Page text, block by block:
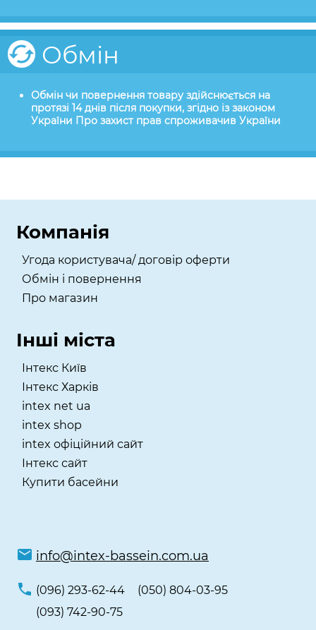
Обмін
Обмін чи повернення товару здійснюється на
протязі 14 днів після покупки, згідно із законом
України Про захист прав спроживачив України
Компанія
Угода користувача/ договір оферти
Обмін і повернення
Про магазин
Інші міста
Інтекс Київ
​Інтекс Харків
intex net ua
intex shop
intex офіційний сайт
Інтекс сайт
Купити басейни
info@intex-bassein.com.ua
(096) 293-62-44
(050) 804-03-95
(093) 742-90-75